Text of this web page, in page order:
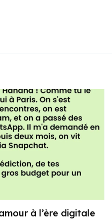
à l’ère digitale